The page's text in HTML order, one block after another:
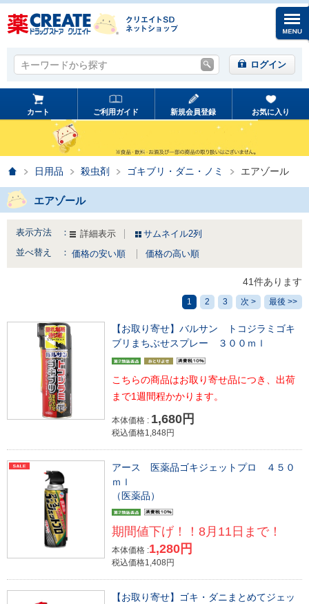
キーワードから探す
キーワードから探す ログイン
カート ご利用ガイド 新規会員登録 お気に入り
ホーム日用品 殺虫剤 ゴキブリ・ダニ・ノミ エアゾール
エアゾール
表示方法 ： 詳細表示
サムネイル2列
並べ替え ： 価格の安い順 価格の高い順
41件あります
1 2 3 次 > 最後 >>
【お取り寄せ】バルサン トコジラミゴキ
ブリまちぶせスプレー ３００ｍｌ
こちらの商品はお取り寄せ品につき、出荷
まで1週間程かかります。
本体価格 : 1,680円
税込価格1,848円
アース 医薬品ゴキジェットプロ ４５０
ｍｌ
（医薬品）
期間値下げ！！8月11日まで！
本体価格 :1,280円
税込価格1,408円
【お取り寄せ】ゴキ・ダニまとめてジェッ